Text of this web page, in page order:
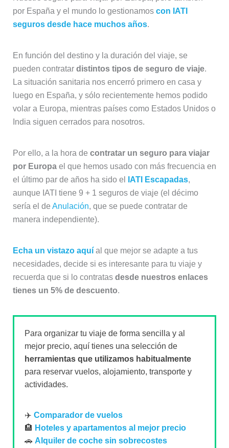
por España y el mundo lo gestionamos con IATI
seguros desde hace muchos años.
En función del destino y la duración del viaje, se
pueden contratar distintos tipos de seguro de viaje.
La situación sanitaria nos encerró primero en casa y
luego en España, y sólo recientemente hemos podido
volar a Europa, mientras países como Estados Unidos o
India siguen cerrados para nosotros.
Por ello, a la hora de contratar un seguro para viajar
por Europael que hemos usado con más frecuencia en
el último par de años ha sido el
IATI Escapadas,
aunque IATI tiene 9 + 1 seguros de viaje (el décimo
sería el de Anulación, que se puede contratar de
manera independiente).
Echa un vistazo aquíal que mejor se adapte a tus
necesidades, decide si es interesante para tu viaje y
recuerda que si lo contratas desde nuestros enlaces
tienes un 5% de descuento.
Para organizar tu viaje de forma sencilla y al
mejor precio, aquí tienes una selección de
herramientas que utilizamos habitualmente
para reservar vuelos, alojamiento, transporte y
actividades.
✈️ Comparador de vuelos
🏨 Hoteles y apartamentos al mejor precio
🚗 Alquiler de coche sin sobrecostes